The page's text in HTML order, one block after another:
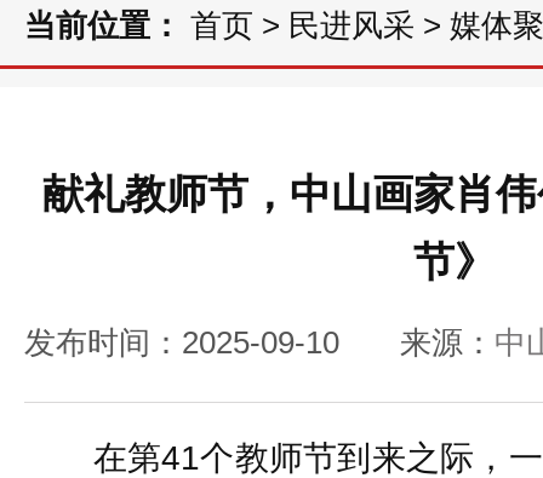
当前位置： 首页 > 民进风采 > 媒体
献礼教师节，中山画家肖
节》
发布时间：2025-09-10 来源： 中
在第41个教师节到来之际，一